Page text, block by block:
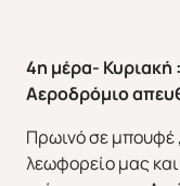
ΕΥΡΩΠΗ
4η μέρα- Κυριακή
Αεροδρόμιο
Πρωινό σε μπουφέ
λεωφορείο μας